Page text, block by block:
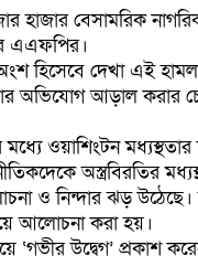
হাজার বেসামরিক
এএফপির।
হিসেবে দেখা এই
অভিযোগ আড়াল করার
ওয়াশিংটন
অস্ত্রবিরতির
ও নিন্দার ঝড়
আলোচনা করা হয়।
উদ্বেগ’ প্রকাশ